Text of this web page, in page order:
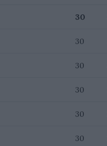
30
30
30
30
30
30